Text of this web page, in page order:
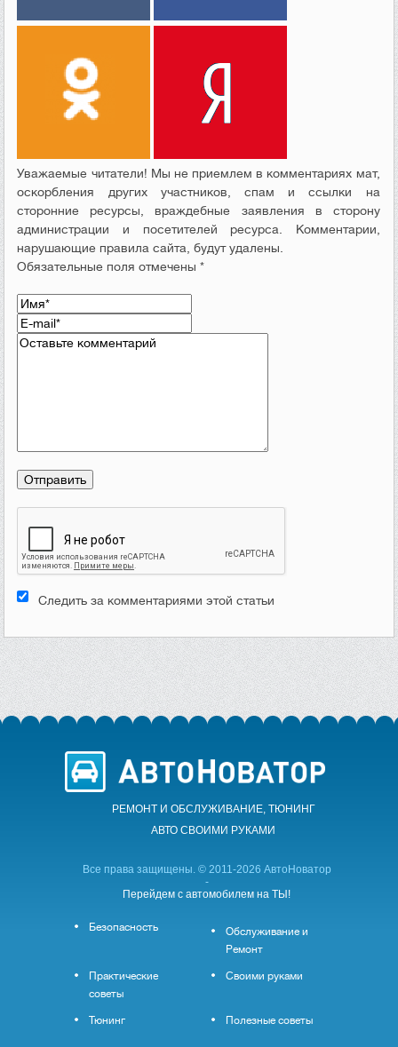
Уважаемые читатели! Мы не приемлем в комментариях мат,
оскорбления других участников, спам и ссылки на
сторонние ресурсы, враждебные заявления в сторону
администрации и посетителей ресурса. Комментарии,
нарушающие правила сайта, будут удалены.
Обязательные поля отмечены *
Следить за комментариями этой статьи
РЕМОНТ И ОБСЛУЖИВАНИЕ, ТЮНИНГ
АВТО CВОИМИ РУКАМИ
Все права защищены. © 2011-2026 АвтоНоватор
-
Перейдем с автомобилем на ТЫ!
Безопасность
Обслуживание и
Ремонт
Практические
советы
Своими руками
Тюнинг Полезные советы